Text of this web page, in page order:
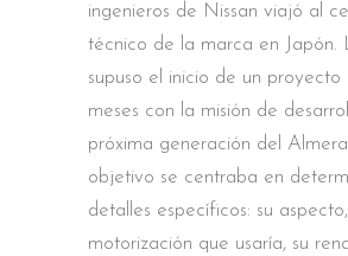
ingenieros de Nissan viajó al
técnico de la marca en Japón.
supuso el inicio de un proyecto
meses con la misión de
próxima generación del
objetivo se centraba en
detalles específicos: su
motorización que usaría, su